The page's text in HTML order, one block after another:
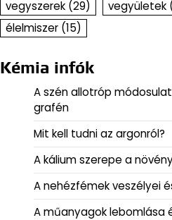
vegyszerek (29) vegyületek
élelmiszer (15)
Kémia infók
A szén allotróp
grafén
Mit kell tudni az argonról?
A kálium szerepe a
A nehézfémek veszélyei
A műanyagok lebomlása